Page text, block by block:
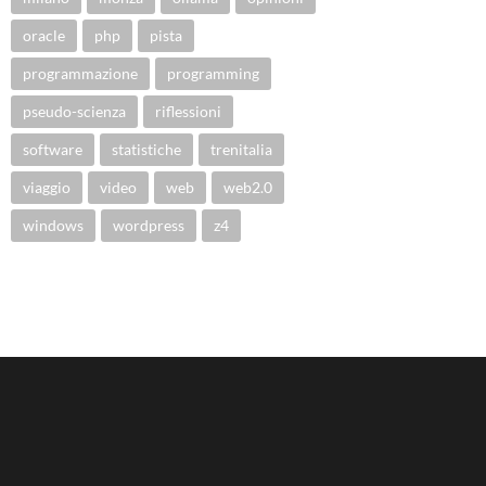
oracle php pista
programmazione programming
pseudo-scienza riflessioni
software statistiche trenitalia
viaggio video web web2.0
windows wordpress z4